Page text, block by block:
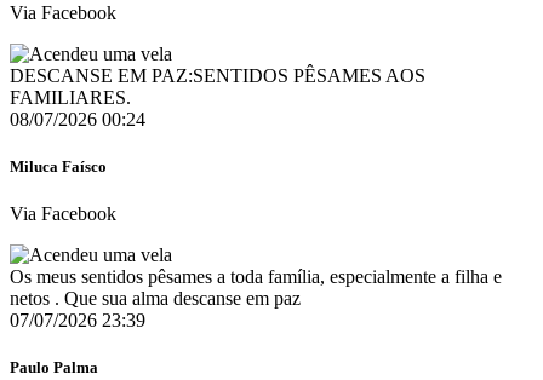
Via Facebook
DESCANSE EM PAZ:SENTIDOS PÊSAMES AOS
FAMILIARES.
08/07/2026 00:24
Miluca Faísco
Via Facebook
Os meus sentidos pêsames a toda família, especialmente a filha e
netos . Que sua alma descanse em paz
07/07/2026 23:39
Paulo Palma